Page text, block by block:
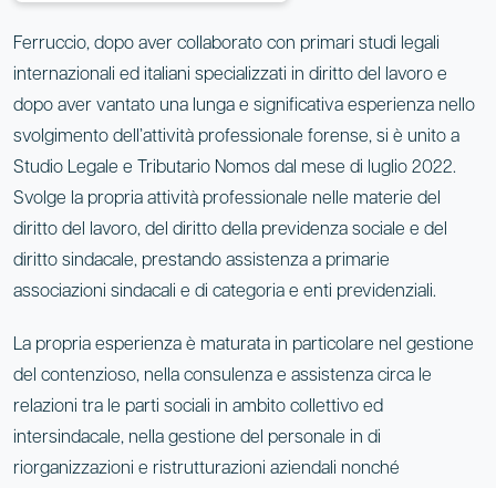
Ferruccio, dopo aver collaborato con primari studi legali
internazionali ed italiani specializzati in diritto del lavoro e
dopo aver vantato una lunga e significativa esperienza nello
svolgimento dell’attività professionale forense, si è unito a
Studio Legale e Tributario Nomos dal mese di luglio 2022.
Svolge la propria attività professionale nelle materie del
diritto del lavoro, del diritto della previdenza sociale e del
diritto sindacale, prestando assistenza a primarie
associazioni sindacali e di categoria e enti previdenziali.
La propria esperienza è maturata in particolare nel gestione
del contenzioso, nella consulenza e assistenza circa le
relazioni tra le parti sociali in ambito collettivo ed
intersindacale, nella gestione del personale in di
riorganizzazioni e ristrutturazioni aziendali nonché